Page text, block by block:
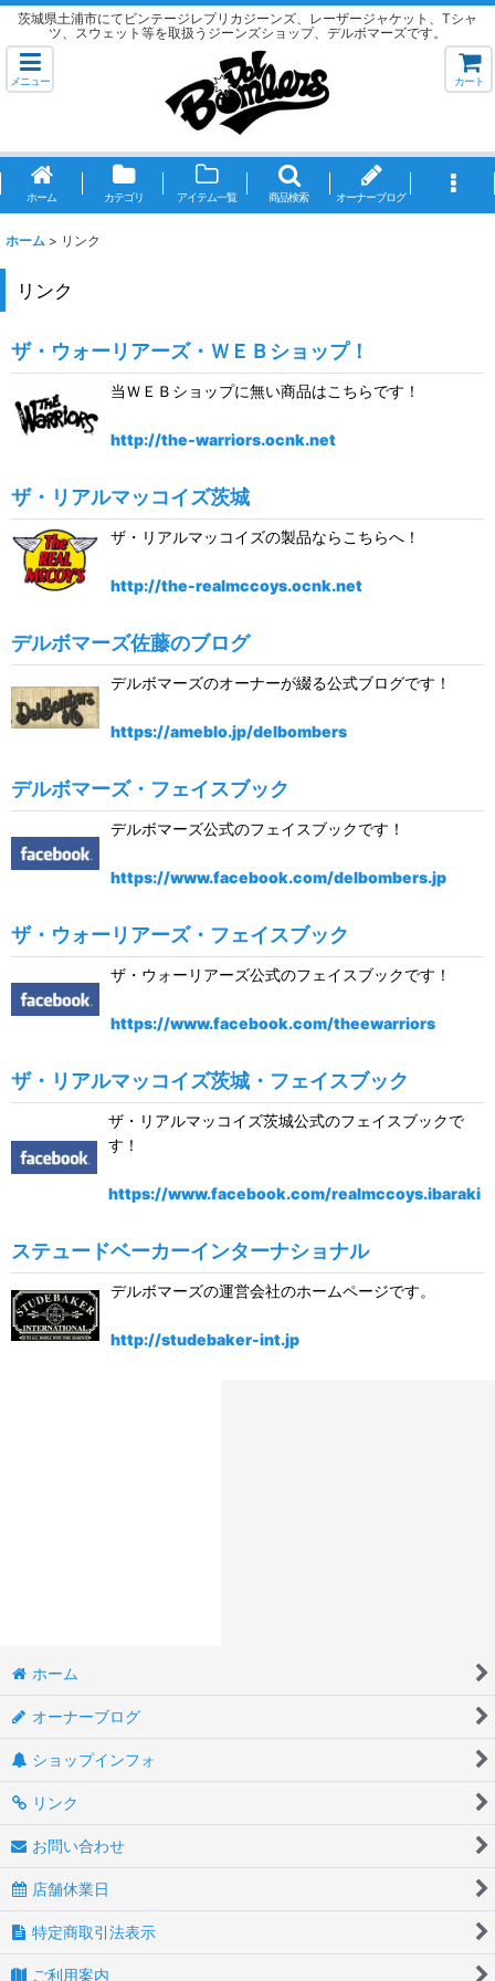
茨城県土浦市にてビンテージレプリカジーンズ、レーザージャケット、Tシャ
ツ、スウェット等を取扱うジーンズショップ、デルボマーズです。
メニュー カート
ホーム カテゴリ アイテム一覧 商品検索 オーナーブログ
ホーム > リンク
リンク
ザ・ウォーリアーズ・ＷＥＢショップ！
当ＷＥＢショップに無い商品はこちらです！
http://the-warriors.ocnk.net
ザ・リアルマッコイズ茨城
ザ・リアルマッコイズの製品ならこちらへ！
http://the-realmccoys.ocnk.net
デルボマーズ佐藤のブログ
デルボマーズのオーナーが綴る公式ブログです！
https://ameblo.jp/delbombers
デルボマーズ・フェイスブック
デルボマーズ公式のフェイスブックです！
https://www.facebook.com/delbombers.jp
ザ・ウォーリアーズ・フェイスブック
ザ・ウォーリアーズ公式のフェイスブックです！
https://www.facebook.com/theewarriors
ザ・リアルマッコイズ茨城・フェイスブック
ザ・リアルマッコイズ茨城公式のフェイスブックで
す！
https://www.facebook.com/realmccoys.ibaraki
ステュードベーカーインターナショナル
デルボマーズの運営会社のホームページです。
http://studebaker-int.jp
ホーム
オーナーブログ
ショップインフォ
リンク
お問い合わせ
店舗休業日
特定商取引法表示
ご利用案内